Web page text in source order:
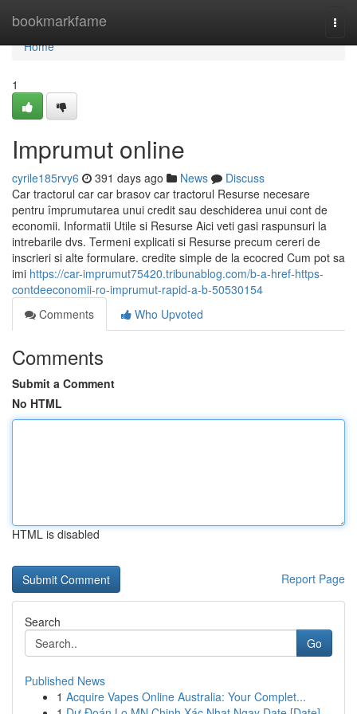
bookmarkfame
Home
Home
1
Imprumut online
cyrile185rvy6 391 days ago News
Discuss
Car tractorul car car brasov car tractorul Resurse necesare
pentru împrumutarea unui credit sau deschiderea unui cont de
economii. Informatii Utile si Resurse Aici veti gasi raspunsuri la
intrebarile dvs. Termeni explicati si Resurse precum cereri de
inscrieri si alte formulare. credite simple de la ecocred Cum pot sa
imi https://car-imprumut75420.tribunablog.com/b-a-href-https-
contdeeconomii-ro-imprumut-rapid-a-b-50530154
Comments
Who Upvoted
Comments
Submit a Comment
No HTML
HTML is disabled
Report Page
Search
Go
Published News
1 Acquire Vapes Online Australia: Your Complet...